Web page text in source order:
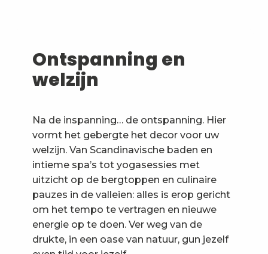
Ontspanning en
welzijn
Na de inspanning… de ontspanning. Hier
vormt het gebergte het decor voor uw
welzijn. Van Scandinavische baden en
intieme spa’s tot yogasessies met
uitzicht op de bergtoppen en culinaire
pauzes in de valleien: alles is erop gericht
om het tempo te vertragen en nieuwe
energie op te doen. Ver weg van de
drukte, in een oase van natuur, gun jezelf